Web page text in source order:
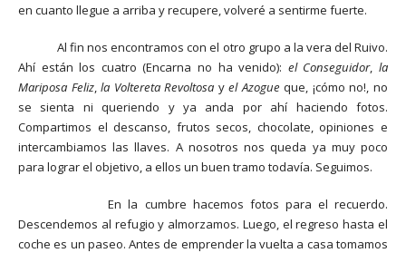
en cuanto llegue a arriba y recupere, volveré a sentirme fuerte.
Al fin nos encontramos con el otro grupo a la vera del Ruivo.
Ahí están los cuatro (Encarna no ha venido): el Conseguidor,la
Mariposa Feliz,la Voltereta Revoltosa yel Azogue que, ¡cómo no!, no
se sienta ni queriendo y ya anda por ahí haciendo fotos.
Compartimos el descanso, frutos secos, chocolate, opiniones e
intercambiamos las llaves. A nosotros nos queda ya muy poco
para lograr el objetivo, a ellos un buen tramo todavía. Seguimos.
En la cumbre hacemos fotos para el recuerdo.
Descendemos al refugio y almorzamos. Luego, el regreso hasta el
coche es un paseo. Antes de emprender la vuelta a casa tomamos